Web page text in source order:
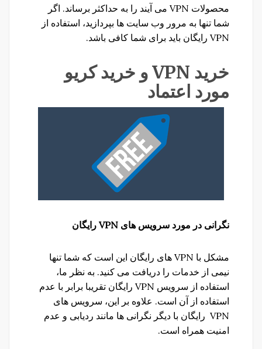
محصولات VPN می آیند را به حداکثر برساند. اگر
شما تنها به مرور وب سایت ها بپردازید، استفاده از
VPN رایگان باید برای شما کافی باشد.
خرید VPN و خرید کریو
مورد اعتماد
نگرانی در مورد سرویس های VPN رایگان
مشکل با VPN های رایگان این است که شما تنها
نیمی از خدمات را دریافت می کنید. به نظر ما،
استفاده از سرویس VPN رایگان تقریبا برابر با عدم
استفاده از آن است. علاوه بر این، سرویس های
VPN رایگان با دیگر نگرانی ها مانند ردیابی و عدم
امنیت همراه است.